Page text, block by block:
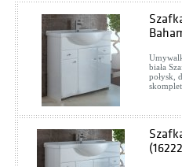
biała
połysk,